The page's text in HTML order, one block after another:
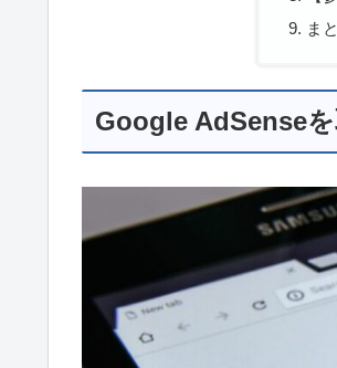
ま
Google AdSense